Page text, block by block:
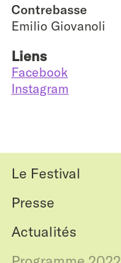
Contrebasse
Emilio Giovanoli
Liens
Facebook
Instagram
Le Festival
Presse
Actualités